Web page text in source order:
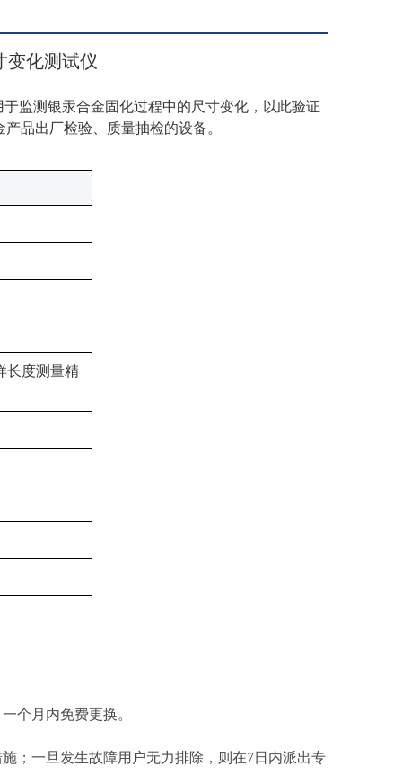
变化测试仪
监测银汞合金固化过程中的尺寸变化，以此验证
品出厂检验、质量抽检的设备。
长度测量精
个月内免费更换。
；一旦发生故障用户无力排除，则在7日内派出专